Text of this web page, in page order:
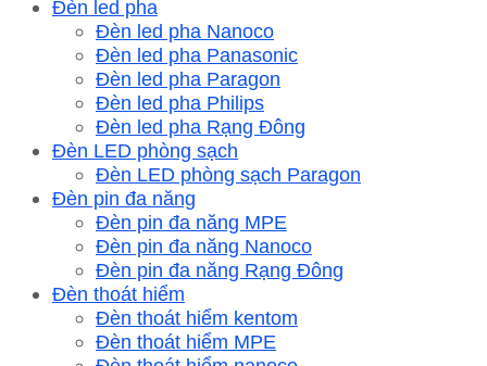
Đèn led pha
Đèn led pha Nanoco
Đèn led pha Panasonic
Đèn led pha Paragon
Đèn led pha Philips
Đèn led pha Rạng Đông
Đèn LED phòng sạch
Đèn LED phòng sạch Paragon
Đèn pin đa năng
Đèn pin đa năng MPE
Đèn pin đa năng Nanoco
Đèn pin đa năng Rạng Đông
Đèn thoát hiểm
Đèn thoát hiểm kentom
Đèn thoát hiểm MPE